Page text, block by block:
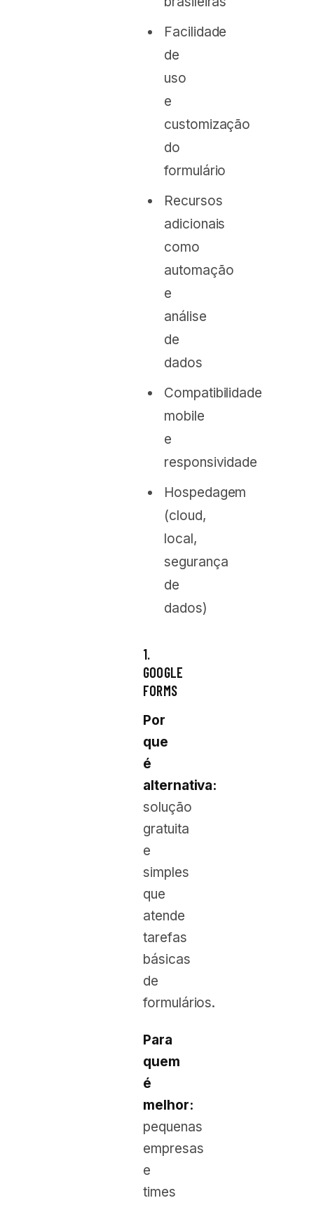
Facilidade
de
uso
e
customização
do
formulário
Recursos
adicionais
como
automação
e
análise
de
dados
Compatibilidade
mobile
e
responsividade
Hospedagem
(cloud,
local,
segurança
de
dados)
1.
GOOGLE
FORMS
Por
que
é
alternativa:
solução
gratuita
e
simples
que
atende
tarefas
básicas
de
formulários.
Para
quem
é
melhor:
pequenas
empresas
e
times